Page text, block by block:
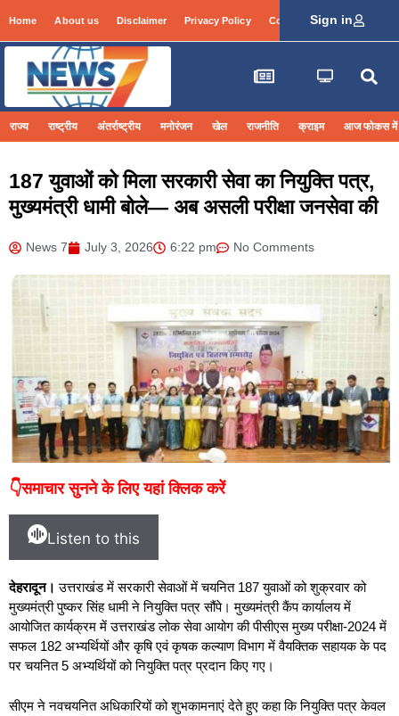
Home About us Disclaimer Privacy Policy Contact Info Login
Sign in
राज्य राष्ट्रीय अंतर्राष्ट्रीय मनोरंजन खेल राजनीति क्राइम आज फोकस में
187 युवाओं को मिला सरकारी सेवा का नियुक्ति पत्र,
मुख्यमंत्री धामी बोले— अब असली परीक्षा जनसेवा की
News 7 July 3, 2026 6:22 pm No Comments
👇समाचार सुनने के लिए यहां क्लिक करें
Listen to this
देहरादून। उत्तराखंड में सरकारी सेवाओं में चयनित 187 युवाओं को शुक्रवार को
मुख्यमंत्री पुष्कर सिंह धामी ने नियुक्ति पत्र सौंपे। मुख्यमंत्री कैंप कार्यालय में
आयोजित कार्यक्रम में उत्तराखंड लोक सेवा आयोग की पीसीएस मुख्य परीक्षा-2024 में
सफल 182 अभ्यर्थियों और कृषि एवं कृषक कल्याण विभाग में वैयक्तिक सहायक के पद
पर चयनित 5 अभ्यर्थियों को नियुक्ति पत्र प्रदान किए गए।
सीएम ने नवचयनित अधिकारियों को शुभकामनाएं देते हुए कहा कि नियुक्ति पत्र केवल